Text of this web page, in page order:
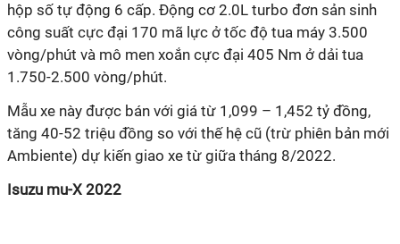
hộp số tự động 6 cấp. Động cơ 2.0L turbo đơn sản sinh
công suất cực đại 170 mã lực ở tốc độ tua máy 3.500
vòng/phút và mô men xoắn cực đại 405 Nm ở dải tua
1.750-2.500 vòng/phút.
Mẫu xe này được bán với giá từ 1,099 – 1,452 tỷ đồng,
tăng 40-52 triệu đồng so với thế hệ cũ (trừ phiên bản mới
Ambiente) dự kiến giao xe từ giữa tháng 8/2022.
Isuzu mu-X 2022